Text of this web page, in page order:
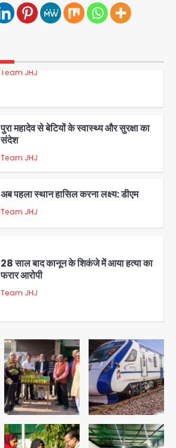
Team JHJ
पुरा महादेव से बेटियों के स्वास्थ्य और सुरक्षा का
संदेश
Team JHJ
अब पहला स्थान हासिल करना लक्ष्य: डीएम
Team JHJ
28 साल बाद कानून के शिकंजे में आया हत्या का
फरार आरोपी
Team JHJ
डबल मर्डर का मुख्य साजिशकर्ता क्राइम ब्रांच
के हत्थे
Team JHJ